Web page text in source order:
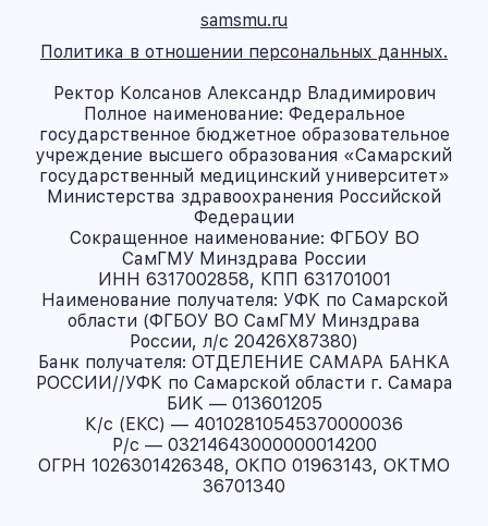
samsmu.ru
Политика в отношении персональных данных.
Ректор Колсанов Александр Владимирович
Полное наименование: Федеральное
государственное бюджетное образовательное
учреждение высшего образования «Самарский
государственный медицинский университет»
Министерства здравоохранения Российской
Федерации
Сокращенное наименование: ФГБОУ ВО
СамГМУ Минздрава России
ИНН 6317002858, КПП 631701001
Наименование получателя: УФК по Самарской
области (ФГБОУ ВО СамГМУ Минздрава
России, л/с 20426X87380)
Банк получателя: ОТДЕЛЕНИЕ САМАРА БАНКА
РОССИИ//УФК по Самарской области г. Самара
БИК — 013601205
К/с (ЕКС) — 40102810545370000036
Р/с — 03214643000000014200
ОГРН 1026301426348, ОКПО 01963143, ОКТМО
36701340